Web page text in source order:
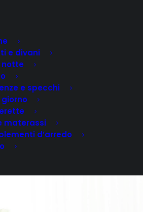
e divani
notte
e specchi
materassi
d’arredo